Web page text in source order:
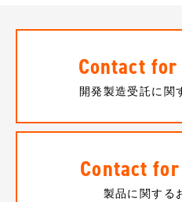
Contact for
開発製造受託に関
Contact for
製品に関する